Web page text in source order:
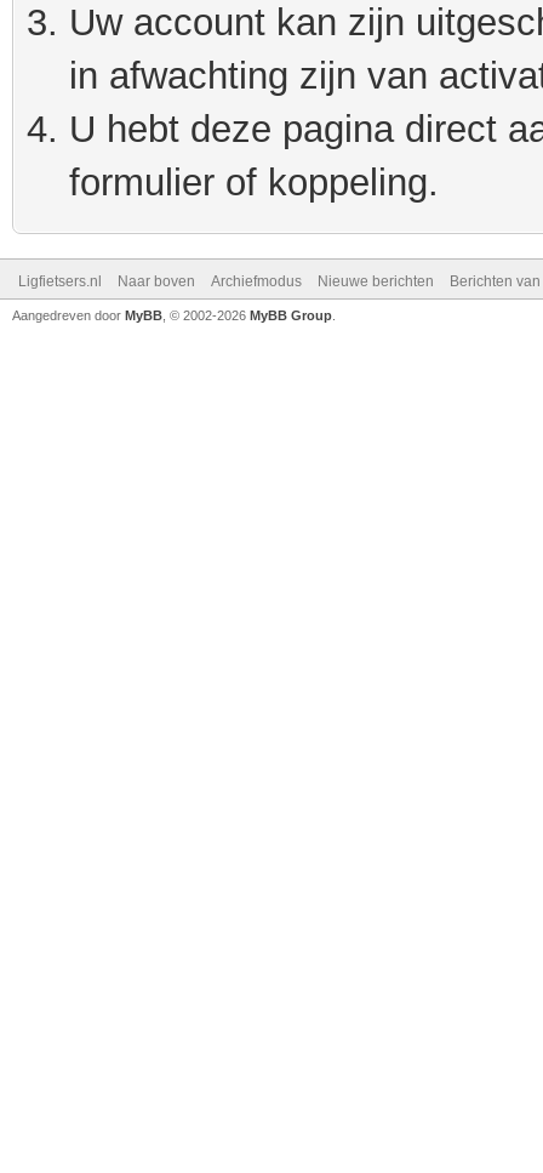
Uw account kan zijn
in afwachting zijn van
U hebt deze pagina direct
formulier of koppeling.
Ligfietsers.nl Naar boven Archiefmodus Nieuwe berichten Berichten
Aangedreven door MyBB , © 2002-2026 MyBB Group